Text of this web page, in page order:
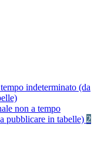
indeterminato (da
non a tempo
pubblicare in tabelle) 2